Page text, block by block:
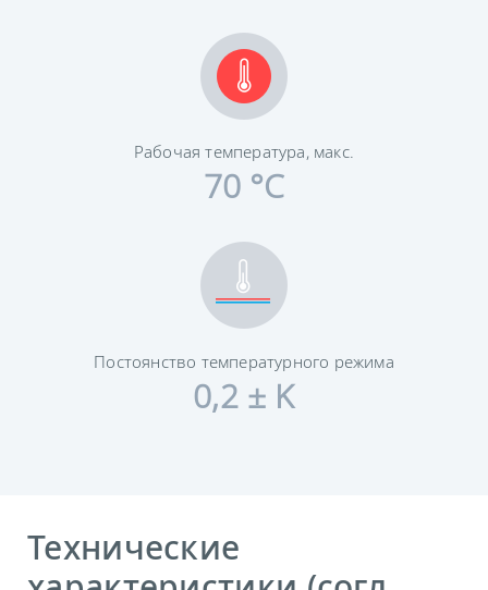
Рабочая температура, макс.
70 °C
Постоянство температурного режима
0,2 ± K
Технические